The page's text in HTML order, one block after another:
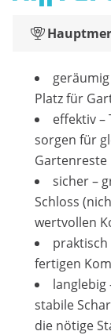
Platz für
effektiv
sorgen für
Gartenreste
sicher –
Schloss
wertvollen
praktisch
fertigen
langlebig
stabile
die nötige